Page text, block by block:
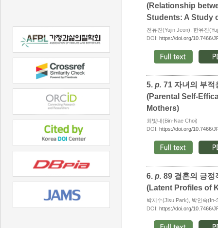
(Relationship
Students: A Study
전유진(Yujin Jeon), 한유진
DOI: https://doi.org/10.7466/
5. p. 71 자녀의 부적
(Parental Self-
Mothers)
최빛내(Bin-Nae Choi)
DOI: https://doi.org/10.7466/
6. p. 89 결혼의 긍정
(Latent Profiles of
박지수(Jisu Park), 박인숙
DOI: https://doi.org/10.7466/